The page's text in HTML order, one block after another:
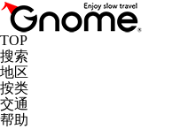
TOP
搜索
地区
按类
交通
帮助